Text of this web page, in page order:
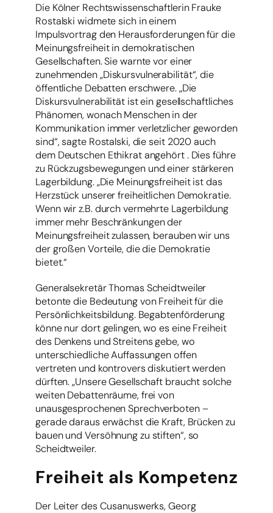
Die Kölner Rechtswissenschaftlerin Frauke
Rostalski widmete sich in einem
Impulsvortrag den Herausforderungen für die
Meinungsfreiheit in demokratischen
Gesellschaften. Sie warnte vor einer
zunehmenden „Diskursvulnerabilität“, die
öffentliche Debatten erschwere. „Die
Diskursvulnerabilität ist ein gesellschaftliches
Phänomen, wonach Menschen in der
Kommunikation immer verletzlicher geworden
sind“, sagte Rostalski, die seit 2020 auch
dem Deutschen Ethikrat angehört . Dies führe
zu Rückzugsbewegungen und einer stärkeren
Lagerbildung. „Die Meinungsfreiheit ist das
Herzstück unserer freiheitlichen Demokratie.
Wenn wir z.B. durch vermehrte Lagerbildung
immer mehr Beschränkungen der
Meinungsfreiheit zulassen, berauben wir uns
der großen Vorteile, die die Demokratie
bietet.“
Generalsekretär Thomas Scheidtweiler
betonte die Bedeutung von Freiheit für die
Persönlichkeitsbildung. Begabtenförderung
könne nur dort gelingen, wo es eine Freiheit
des Denkens und Streitens gebe, wo
unterschiedliche Auffassungen offen
vertreten und kontrovers diskutiert werden
dürften. „Unsere Gesellschaft braucht solche
weiten Debattenräume, frei von
unausgesprochenen Sprechverboten –
gerade daraus erwächst die Kraft, Brücken zu
bauen und Versöhnung zu stiften“, so
Scheidtweiler.
Freiheit als Kompetenz
Der Leiter des Cusanuswerks, Georg